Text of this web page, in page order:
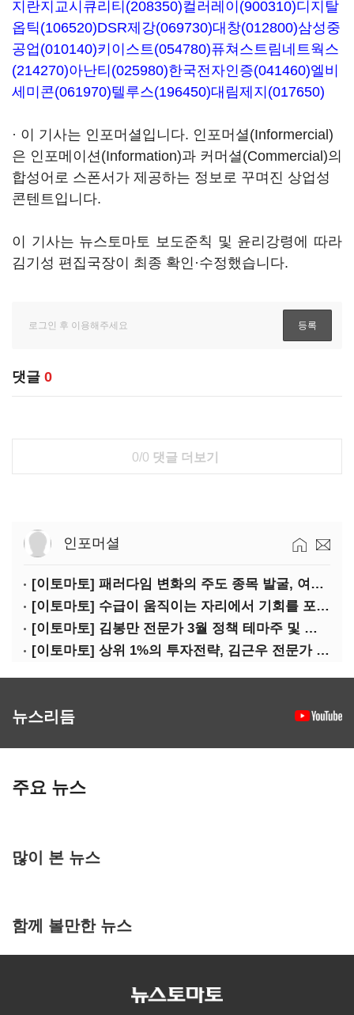
지란지교시큐리티(208350)컬러레이(900310)디지탈
옵틱(106520)DSR제강(069730)대창(012800)삼성중
공업(010140)키이스트(054780)퓨쳐스트림네트웍스
(214270)아난티(025980)한국전자인증(041460)엘비
세미콘(061970)텔루스(196450)대림제지(017650)
· 이 기사는 인포머셜입니다. 인포머셜(Informercial)
은 인포메이션(Information)과 커머셜(Commercial)의
합성어로 스폰서가 제공하는 정보로 꾸며진 상업성
콘텐트입니다.
이 기사는 뉴스토마토 보도준칙 및 윤리강령에 따라
김기성 편집국장이 최종 확인·수정했습니다.
댓글 0
0/0 댓글 더보기
인포머셜
[이토마토] 패러다임 변화의 주도 종목 발굴, 여인수 전문가 투자클럽
[이토마토] 수급이 움직이는 자리에서 기회를 포착하다, 김형일 전문가 투자클럽
[이토마토] 김봉만 전문가 3월 정책 테마주 및 제약 바이오 선취매 전략 아카데미 3/5(목) 2부 진행
[이토마토] 상위 1%의 투자전략, 김근우 전문가 투자클럽에서 확인하세요
뉴스리듬
주요 뉴스
많이 본 뉴스
함께 볼만한 뉴스